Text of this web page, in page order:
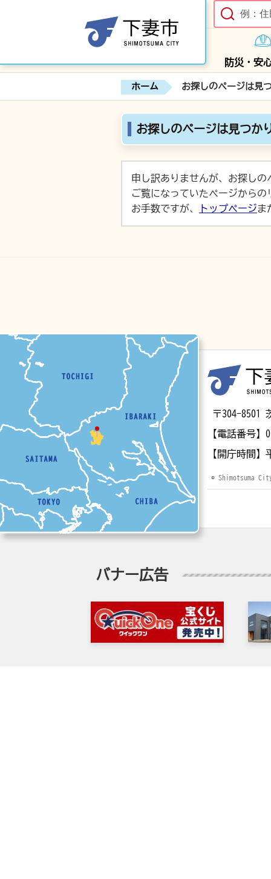
防災・安
ホーム お探しのページは見
お探しのページは見つか
申し訳ありませんが、お探し
ご覧になっていたページから
お手数ですが、
トップページま
〒304-8501
【電話番号】
【開庁時間】
© Shimotsuma
バナー広告